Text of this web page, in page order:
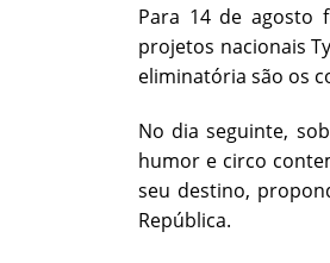
Para 14 de agosto
projetos nacionais
eliminatória são os
No dia seguinte,
humor e circo
seu destino,
República.